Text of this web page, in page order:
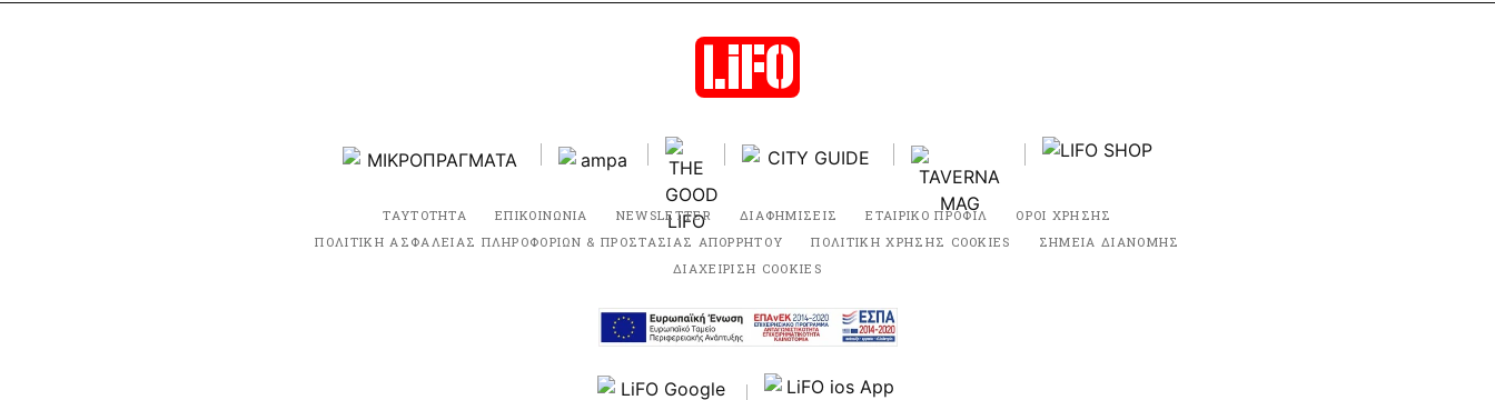
ΤΑΥΤΟΤΗΤΑ ΕΠΙΚΟΙΝΩΝΙΑ NEWSLETTER ΔΙΑΦΗΜΙΣΕΙΣ ΕΤΑΙΡΙΚΟ ΠΡΟΦΙΛ
ΟΡΟΙ ΧΡΗΣΗΣ
ΠΟΛΙΤΙΚΗ ΑΣΦΑΛΕΙΑΣ ΠΛΗΡΟΦΟΡΙΩΝ & ΠΡΟΣΤΑΣΙΑΣ ΑΠΟΡΡΗΤΟΥ
ΠΟΛΙΤΙΚΗ ΧΡΗΣΗΣ COOKIES
ΣΗΜΕΙΑ ΔΙΑΝΟΜΗΣ
ΔΙΑΧΕΙΡΙΣΗ COOKIES